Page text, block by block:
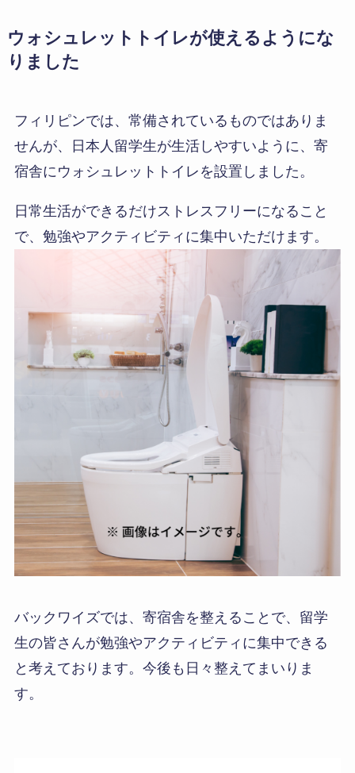
ウォシュレットトイレが使えるようにな
りました
フィリピンでは、常備されているものではありま
せんが、日本人留学生が生活しやすいように、寄
宿舎にウォシュレットトイレを設置しました。
日常生活ができるだけストレスフリーになること
で、勉強やアクティビティに集中いただけます。
バックワイズでは、寄宿舎を整えることで、留学
生の皆さんが勉強やアクティビティに集中できる
と考えております。今後も日々整えてまいりま
す。